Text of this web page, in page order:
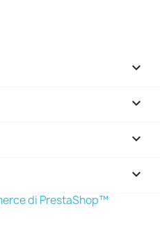



keyboard_arrow_down
di PrestaShop™